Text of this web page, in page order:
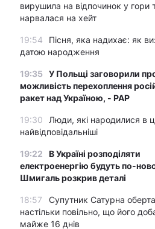
вирушила на відпочинок у гори
нарвалася на хейт
19:54
Пісня, яка надихає: як
датою народження
19:35 У Польщі заговорили
можливість перехоплення
ракет над Україною, - PAP
19:30
Люди, які народилися в
найвідповідальніші
19:22
В Україні розподіляти
електроенергію будуть по-
Шмигаль розкрив деталі
18:57
Супутник Сатурна
настільки повільно, що його
майже 16 днів